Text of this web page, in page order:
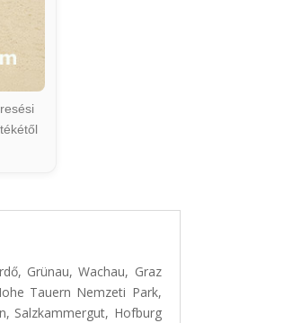
Grünau, Wachau, Graz
Tauern Nemzeti Park,
Salzkammergut, Hofburg